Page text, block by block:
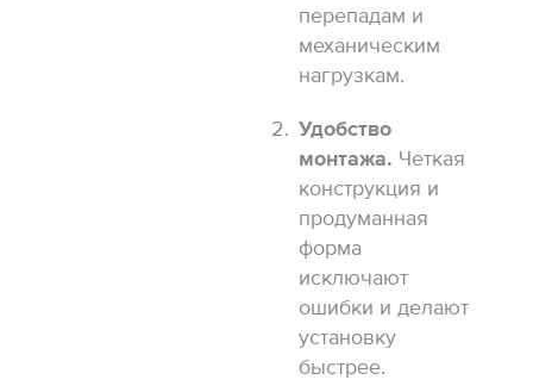
перепадам и
механическим
нагрузкам.
Удобство
монтажа. Четкая
конструкция и
продуманная
форма
исключают
ошибки и делают
установку
быстрее.